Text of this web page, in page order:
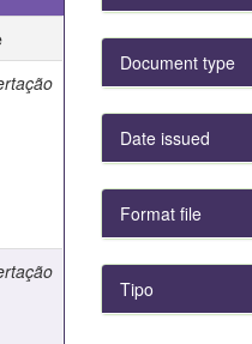
Document type
Date issued
Format file
Tipo